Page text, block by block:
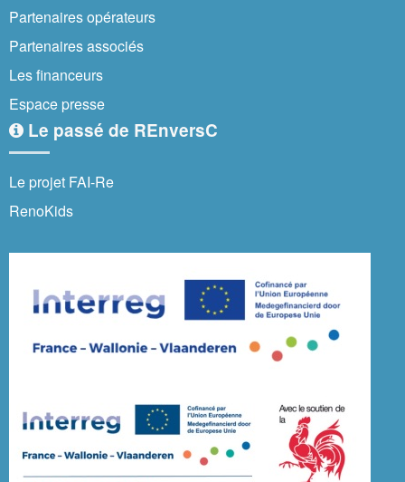
Partenaires opérateurs
Partenaires associés
Les financeurs
Espace presse
Le passé de REnversC
Le projet FAI-Re
RenoKids